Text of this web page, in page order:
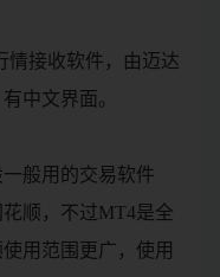
情接收软件，由迈达
中文界面。
般用的交易软件
顺，不过MT4是全
用范围更广，使用